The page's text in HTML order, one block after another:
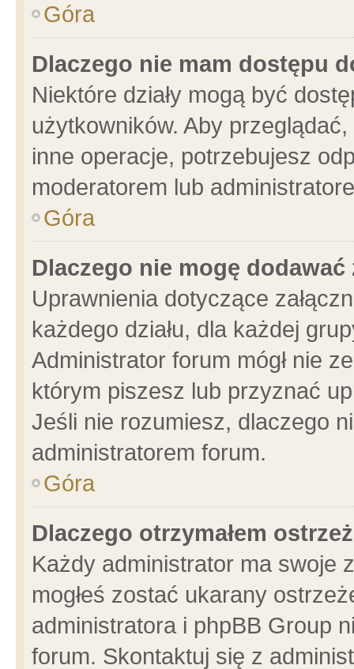
Góra
Dlaczego nie mam dostępu
Niektóre działy mogą być
użytkowników. Aby
inne operacje, potrzebujesz
moderatorem lub
Góra
Dlaczego nie mogę dodawać
Uprawnienia dotyczące
każdego działu, dla każdej
Administrator forum mógł nie
którym piszesz lub przyznać
Jeśli nie rozumiesz, dlaczego
administratorem forum.
Góra
Dlaczego otrzymałem
Każdy administrator ma swoje
mogłeś zostać ukarany
administratora i phpBB Group
forum. Skontaktuj się z